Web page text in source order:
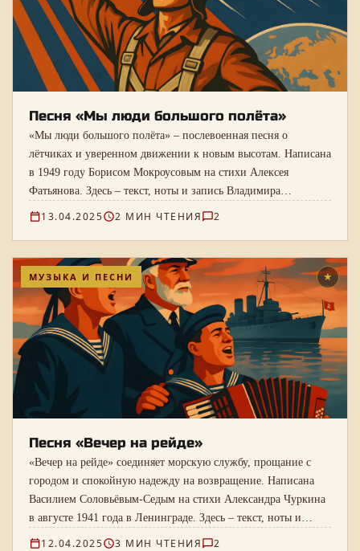
Песня «Мы люди большого полёта»
«Мы люди большого полёта» – послевоенная песня о
лётчиках и уверенном движении к новым высотам. Написана
в 1949 году Борисом Мокроусовым на стихи Алексея
Фатьянова. Здесь – текст, ноты и запись Владимира
Бунчикова и Владимира Нечаева.
13.04.2025 2 МИН ЧТЕНИЯ 2
МУЗЫКА И ПЕСНИ ★
Песня «Вечер на рейде»
«Вечер на рейде» соединяет морскую службу, прощание с
городом и спокойную надежду на возвращение. Написана
Василием Соловьёвым-Седым на стихи Александра Чуркина
в августе 1941 года в Ленинграде. Здесь – текст, ноты и
запись Владимира Бунчикова и Михаила Михайлова.
12.04.2025 3 МИН ЧТЕНИЯ 2